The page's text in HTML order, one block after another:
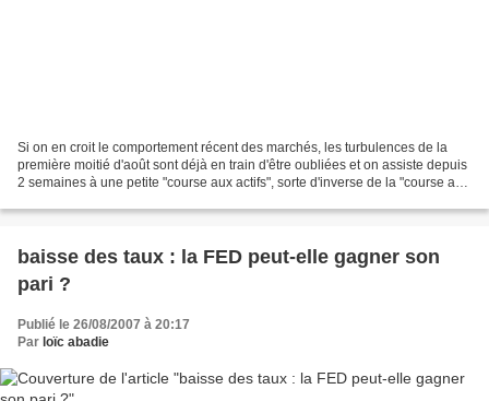
Si on en croit le comportement récent des marchés, les turbulences de la
première moitié d'août sont déjà en train d'être oubliées et on assiste depuis
2 semaines à une petite "course aux actifs", sorte d'inverse de la "course au
baisse des taux : la FED peut-elle gagner son
pari ?
Publié le 26/08/2007 à 20:17
Par loïc abadie